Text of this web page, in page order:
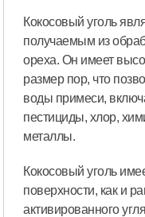
Кокосовый уголь
получаемым из
ореха. Он имеет
размер пор, что
воды примеси,
пестициды, хлор,
металлы.
Кокосовый уголь
поверхности, как и
активированного